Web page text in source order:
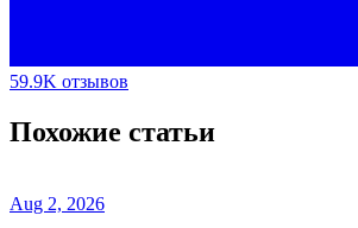
59.9K отзывов
Похожие статьи
Aug 2, 2026